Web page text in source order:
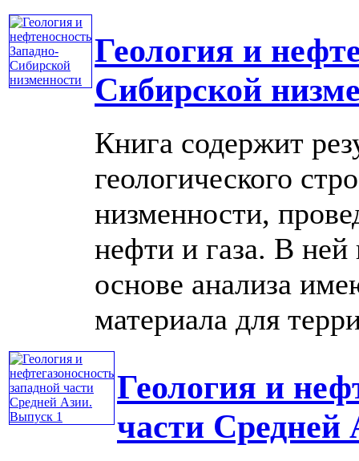
Геология и
Сибирской
Книга содержит
геологического
низменности,
нефти и газа. В ней
основе анализа
материала для
Геология и
части